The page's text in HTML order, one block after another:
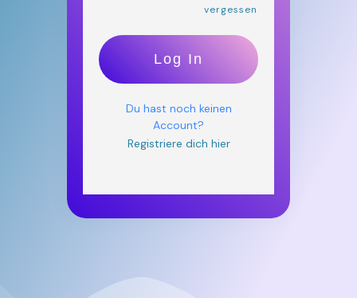
vergessen
Log In
Du hast noch keinen
Account?
Registriere dich hier